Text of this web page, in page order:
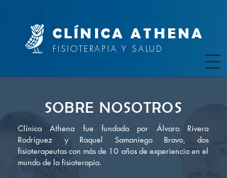
CLÍNICA ATHENA
FISIOTERAPIA Y SALUD
SOBRE NOSOTROS
Clínica Athena fue fundada por Álvaro Rivera
Rodríguez y Raquel Samaniego Bravo, dos
fisioterapeutas con más de 10 años de experiencia en el
mundo de la fisioterapia.